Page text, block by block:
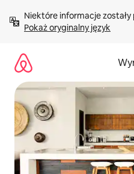
treści Pokaż oryginalny język